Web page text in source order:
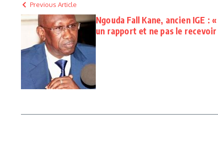
Previous Article
Ngouda Fall Kane, ancien IGE :
un rapport et ne pas le recevoir